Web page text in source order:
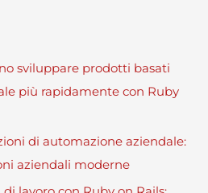
sviluppare prodotti basati
più rapidamente con Ruby
di automazione aziendale:
aziendali moderne